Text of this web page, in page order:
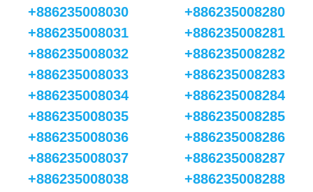
+886235008030
+886235008031
+886235008032
+886235008033
+886235008034
+886235008035
+886235008036
+886235008037
+886235008038
+886235008280
+886235008281
+886235008282
+886235008283
+886235008284
+886235008285
+886235008286
+886235008287
+886235008288